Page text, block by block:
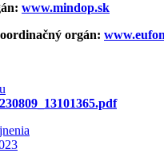
www.mindop.sk
orgán: